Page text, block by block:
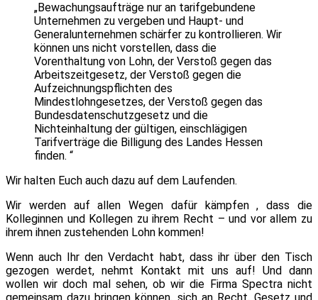
„Bewachungsaufträge nur an tarifgebundene
Unternehmen zu vergeben und Haupt- und
Generalunternehmen schärfer zu kontrollieren. Wir
können uns nicht vorstellen, dass die
Vorenthaltung von Lohn, der Verstoß gegen das
Arbeitszeitgesetz, der Verstoß gegen die
Aufzeichnungspflichten des
Mindestlohngesetzes, der Verstoß gegen das
Bundesdatenschutzgesetz und die
Nichteinhaltung der gültigen, einschlägigen
Tarifverträge die Billigung des Landes Hessen
finden. “
Wir halten Euch auch dazu auf dem Laufenden.
Wir werden auf allen Wegen dafür kämpfen , dass die
Kolleginnen und Kollegen zu ihrem Recht – und vor allem zu
ihrem ihnen zustehenden Lohn kommen!
Wenn auch Ihr den Verdacht habt, dass ihr über den Tisch
gezogen werdet, nehmt Kontakt mit uns auf! Und dann
wollen wir doch mal sehen, ob wir die Firma Spectra nicht